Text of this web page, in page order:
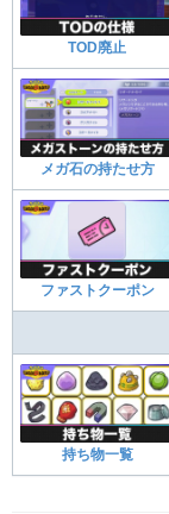
TOD廃止
メガ石の持たせ方
ファストクーポン
持ち物一覧